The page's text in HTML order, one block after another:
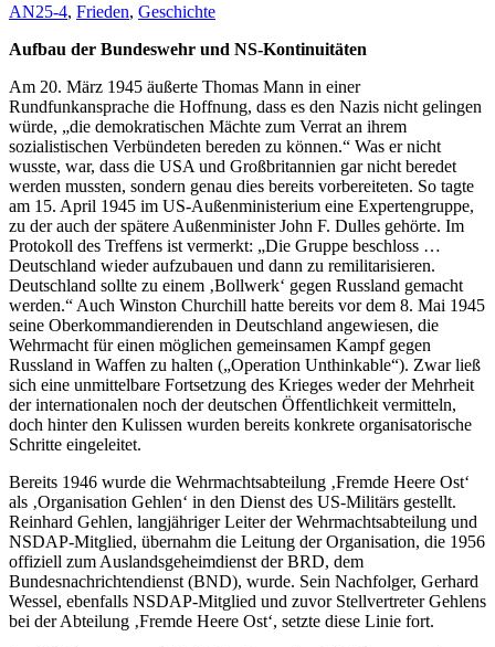
AN25-4, Frieden, Geschichte
Aufbau der Bundeswehr und NS-Kontinuitäten
Am 20. März 1945 äußerte Thomas Mann in einer
Rundfunkansprache die Hoffnung, dass es den Nazis nicht gelingen
würde, „die demokratischen Mächte zum Verrat an ihrem
sozialistischen Verbündeten bereden zu können.“ Was er nicht
wusste, war, dass die USA und Großbritannien gar nicht beredet
werden mussten, sondern genau dies bereits vorbereiteten. So tagte
am 15. April 1945 im US-Außenministerium eine Expertengruppe,
zu der auch der spätere Außenminister John F. Dulles gehörte. Im
Protokoll des Treffens ist vermerkt: „Die Gruppe beschloss …
Deutschland wieder aufzubauen und dann zu remilitarisieren.
Deutschland sollte zu einem ‚Bollwerk‘ gegen Russland gemacht
werden.“ Auch Winston Churchill hatte bereits vor dem 8. Mai 1945
seine Oberkommandierenden in Deutschland angewiesen, die
Wehrmacht für einen möglichen gemeinsamen Kampf gegen
Russland in Waffen zu halten („Operation Unthinkable“). Zwar ließ
sich eine unmittelbare Fortsetzung des Krieges weder der Mehrheit
der internationalen noch der deutschen Öffentlichkeit vermitteln,
doch hinter den Kulissen wurden bereits konkrete organisatorische
Schritte eingeleitet.
Bereits 1946 wurde die Wehrmachtsabteilung ‚Fremde Heere Ost‘
als ‚Organisation Gehlen‘ in den Dienst des US-Militärs gestellt.
Reinhard Gehlen, langjähriger Leiter der Wehrmachtsabteilung und
NSDAP-Mitglied, übernahm die Leitung der Organisation, die 1956
offiziell zum Auslandsgeheimdienst der BRD, dem
Bundesnachrichtendienst (BND), wurde. Sein Nachfolger, Gerhard
Wessel, ebenfalls NSDAP-Mitglied und zuvor Stellvertreter Gehlens
bei der Abteilung ‚Fremde Heere Ost‘, setzte diese Linie fort.